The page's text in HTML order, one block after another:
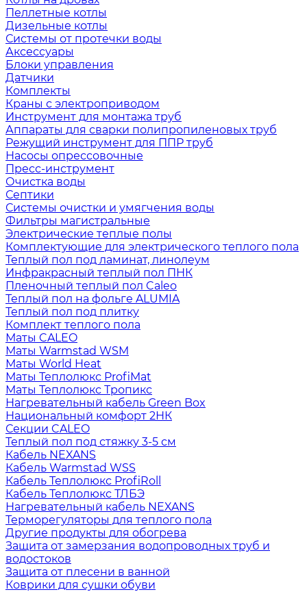
Пеллетные котлы
Дизельные котлы
Системы от протечки воды
Аксессуары
Блоки управления
Датчики
Комплекты
Краны с электроприводом
Инструмент для монтажа труб
Аппараты для сварки полипропиленовых труб
Режущий инструмент для ППР труб
Насосы опрессовочные
Пресс-инструмент
Очистка воды
Септики
Системы очистки и умягчения воды
Фильтры магистральные
Электрические теплые полы
Комплектующие для электрического теплого пола
Теплый пол под ламинат, линолеум
Инфракрасный теплый пол ПНК
Пленочный теплый пол Caleo
Теплый пол на фольге ALUMIA
Теплый пол под плитку
Комплект теплого пола
Маты CALEO
Маты Warmstad WSM
Маты World Heat
Маты Теплолюкс ProfiMat
Маты Теплолюкс Тропикс
Нагревательный кабель Green Box
Национальный комфорт 2НК
Секции CALEO
Теплый пол под стяжку 3-5 см
Кабель NEXANS
Кабель Warmstad WSS
Кабель Теплолюкс ProfiRoll
Кабель Теплолюкс ТЛБЭ
Нагревательный кабель NEXANS
Терморегуляторы для теплого пола
Другие продукты для обогрева
Защита от замерзания водопроводных труб и
водостоков
Защита от плесени в ванной
Коврики для сушки обуви